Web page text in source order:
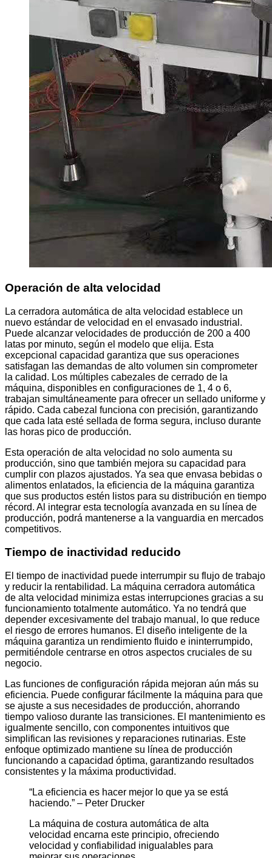
Operación de alta velocidad
La cerradora automática de alta velocidad establece un
nuevo estándar de velocidad en el envasado industrial.
Puede alcanzar velocidades de producción de 200 a 400
latas por minuto, según el modelo que elija. Esta
excepcional capacidad garantiza que sus operaciones
satisfagan las demandas de alto volumen sin comprometer
la calidad. Los múltiples cabezales de cerrado de la
máquina, disponibles en configuraciones de 1, 4 o 6,
trabajan simultáneamente para ofrecer un sellado uniforme y
rápido. Cada cabezal funciona con precisión, garantizando
que cada lata esté sellada de forma segura, incluso durante
las horas pico de producción.
Esta operación de alta velocidad no solo aumenta su
producción, sino que también mejora su capacidad para
cumplir con plazos ajustados. Ya sea que envasa bebidas o
alimentos enlatados, la eficiencia de la máquina garantiza
que sus productos estén listos para su distribución en tiempo
récord. Al integrar esta tecnología avanzada en su línea de
producción, podrá mantenerse a la vanguardia en mercados
competitivos.
Tiempo de inactividad reducido
El tiempo de inactividad puede interrumpir su flujo de trabajo
y reducir la rentabilidad. La máquina cerradora automática
de alta velocidad minimiza estas interrupciones gracias a su
funcionamiento totalmente automático. Ya no tendrá que
depender excesivamente del trabajo manual, lo que reduce
el riesgo de errores humanos. El diseño inteligente de la
máquina garantiza un rendimiento fluido e ininterrumpido,
permitiéndole centrarse en otros aspectos cruciales de su
negocio.
Las funciones de configuración rápida mejoran aún más su
eficiencia. Puede configurar fácilmente la máquina para que
se ajuste a sus necesidades de producción, ahorrando
tiempo valioso durante las transiciones. El mantenimiento es
igualmente sencillo, con componentes intuitivos que
simplifican las revisiones y reparaciones rutinarias. Este
enfoque optimizado mantiene su línea de producción
funcionando a capacidad óptima, garantizando resultados
consistentes y la máxima productividad.
“La eficiencia es hacer mejor lo que ya se está
haciendo.” – Peter Drucker
La máquina de costura automática de alta
velocidad encarna este principio, ofreciendo
velocidad y confiabilidad inigualables para